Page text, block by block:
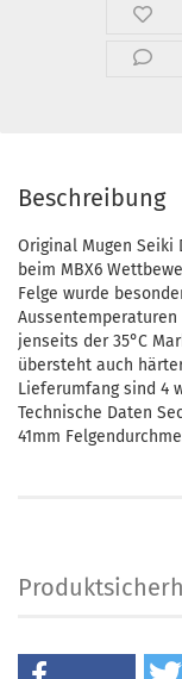
Beschreibung
Original Mugen Seiki
beim MBX6
Felge wurde
jenseits der 35°C
übersteht auch
Lieferumfang sind 4
Technische Daten
41mm